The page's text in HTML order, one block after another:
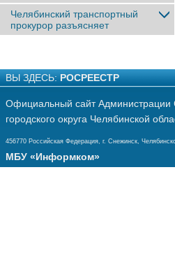
Челябинский транспортный
прокурор разъясняет
ВЫ ЗДЕСЬ: РОСРЕЕСТР
Официальный сайт Администрации
городского округа Челябинской
456770 Российская Федерация, г. Снежинск,
МБУ «Информком»